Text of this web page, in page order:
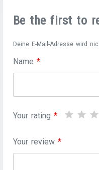
Be the first to
Deine E-Mail-Adresse wird
Name *
Your rating *
Your review *